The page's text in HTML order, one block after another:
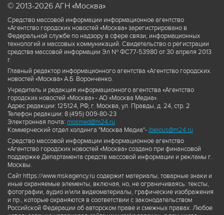
© 2013-2026 АГН «Москва»
Средство массовой информации информационное агентство
«Агентство городских новостей «Москва» зарегистрировано в
Федеральной службе по надзору в сфере связи, информационных
технологий и массовых коммуникаций. Свидетельство о регистрации
средства массовой информации Эл № ФС77-53980 от 30 апреля 2013
г.
Главный редактор информационного агентства «Агентство городских
новостей «Москва» А.Б. Воронченко.
Учредитель и редакция информационного агентства «Агентство
городских новостей «Москва» - АО «Москва Медиа».
Адрес редакции: 125124, РФ, г. Москва, ул. Правды, д. 24, стр. 2
Телефон редакции: 8 (495) 009-80-23
Электронная почта: mosmed@m24.ru
Коммерческий отдел холдинга "Москва Медиа"- ibelous@m24.ru
Средство массовой информации информационное агентство
«Агентство городских новостей «Москва» создано при финансовой
поддержке Департамента средств массовой информации и рекламы г.
Москвы.
Сайт https://www.mskagency.ru содержит материалы, товарные знаки и
иные охраняемые элементы, включая, но, не ограничиваясь: тексты,
фотографии, аудио и/или видеоматериалы, графические изображения
и пр., которые охраняются в соответствии с законодательством
Российской Федерации об авторском праве и смежных правах. Любое